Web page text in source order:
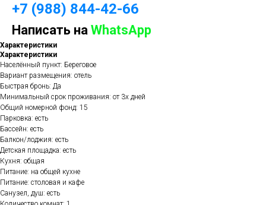
+7 (988) 844-42-66
Написать на WhatsApp
Характеристики
Характеристики
Населённый пункт: Береговое
Вариант размещения: отель
Быстрая бронь: Да
Минимальный срок проживания: от 3х дней
Общий номерной фонд: 15
Парковка: есть
Бассейн: есть
Балкон/лоджия: есть
Детская площадка: есть
Кухня: общая
Питание: на общей кухне
Питание: столовая и кафе
Санузел, душ: есть